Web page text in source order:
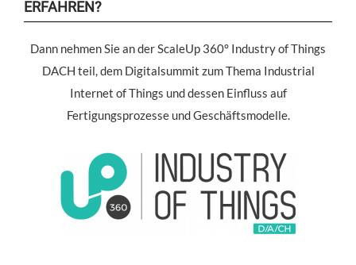
ERFAHREN?
Dann nehmen Sie an der ScaleUp 360° Industry of Things
DACH teil, dem Digitalsummit zum Thema Industrial
Internet of Things und dessen Einfluss auf
Fertigungsprozesse und Geschäftsmodelle.